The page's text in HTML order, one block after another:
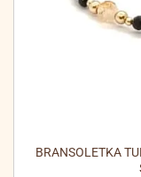
BRANSOLETKA